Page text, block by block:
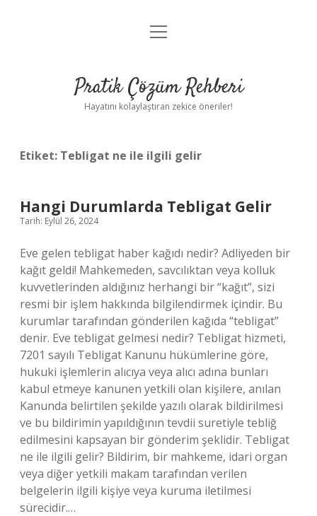
Anasayfa
Yasal Uyarı
menüyü
Pratik Çözüm Rehberi
Hayatını kolaylaştıran zekice öneriler!
Etiket: Tebligat ne ile ilgili gelir
Hangi Durumlarda Tebligat Gelir
Tarih: Eylül 26, 2024
Eve gelen tebligat haber kağıdı nedir? Adliyeden bir
kağıt geldi! Mahkemeden, savcılıktan veya kolluk
kuvvetlerinden aldığınız herhangi bir “kağıt”, sizi
resmi bir işlem hakkında bilgilendirmek içindir. Bu
kurumlar tarafından gönderilen kağıda “tebligat”
denir. Eve tebligat gelmesi nedir? Tebligat hizmeti,
7201 sayılı Tebligat Kanunu hükümlerine göre,
hukuki işlemlerin alıcıya veya alıcı adına bunları
kabul etmeye kanunen yetkili olan kişilere, anılan
Kanunda belirtilen şekilde yazılı olarak bildirilmesi
ve bu bildirimin yapıldığının tevdii suretiyle tebliğ
edilmesini kapsayan bir gönderim şeklidir. Tebligat
ne ile ilgili gelir? Bildirim, bir mahkeme, idari organ
veya diğer yetkili makam tarafından verilen
belgelerin ilgili kişiye veya kuruma iletilmesi
sürecidir.…